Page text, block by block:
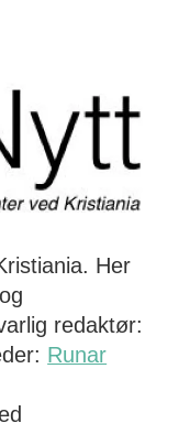
Her
redaktør:
Runar